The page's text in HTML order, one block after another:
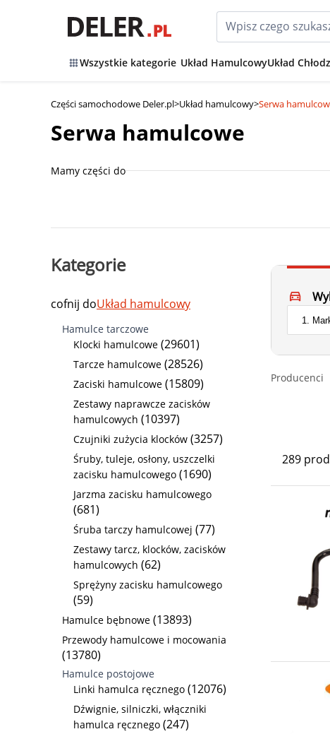
Wszystkie kategorie Układ HamulcowyUkład
Części samochodowe Deler.pl>Układ hamulcowy>Serwa
Serwa hamulcowe
Mamy części do
Kategorie
cofnij doUkład hamulcowy
Hamulce tarczowe
Klocki hamulcowe (29601)
Tarcze hamulcowe (28526)
Zaciski hamulcowe (15809)
Zestawy naprawcze zacisków
hamulcowych (10397)
Czujniki zużycia klocków (3257)
Śruby, tuleje, osłony, uszczelki
zacisku hamulcowego (1690)
Jarzma zacisku hamulcowego
(681)
Śruba tarczy hamulcowej (77)
Zestawy tarcz, klocków, zacisków
hamulcowych (62)
Sprężyny zacisku hamulcowego
(59)
Hamulce bębnowe (13893)
Przewody hamulcowe i mocowania
(13780)
Hamulce postojowe
Linki hamulca ręcznego (12076)
Dźwignie, silniczki, włączniki
hamulca ręcznego (247)
Producenci
289